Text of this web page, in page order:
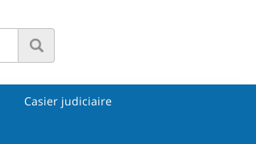
Casier judiciaire